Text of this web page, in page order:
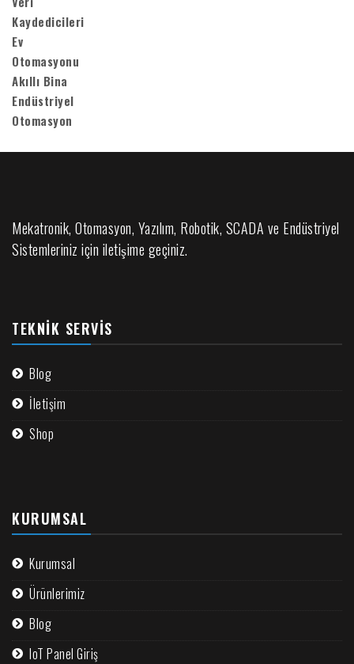
Mekatronik, Otomasyon, Yazılım, Robotik, SCADA ve Endüstriyel
Sistemleriniz için iletişime geçiniz.
TEKNIK SERVIS
Blog
İletişim
Shop
KURUMSAL
Kurumsal
Ürünlerimiz
Blog
IoT Panel Giriş